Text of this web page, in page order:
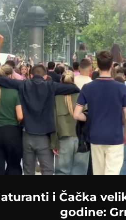
i Čačka
godine: